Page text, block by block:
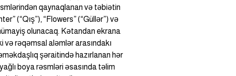
qaynaqlanan və təbiətin
(“Qış”), “Flowers” (“Güllər”) və
olunacaq. Kətandan ekrana
və rəqəmsal aləmlər arasındakı
şəraitində hazırlanan hər
boya rəsmləri əsasında təlim